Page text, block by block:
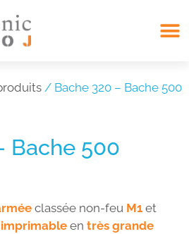
/ Bache 320 – Bache 500
Bache 500
classée non-feu M1 et
imprimable en très grande